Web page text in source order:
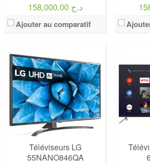
158,000.00 د.ج
Ajouter au comparatif
Téléviseurs LG
55NANO846QA
Marque:LG
Prix:75000
Définition:UHD TV
View Details →
Marque:
Prix:
View